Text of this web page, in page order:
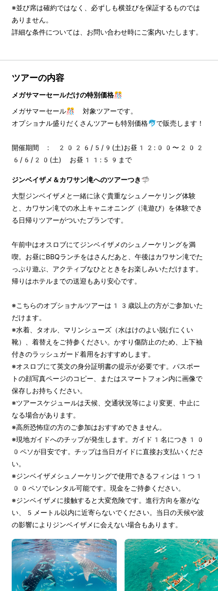
※並び席は確約ではなく、必ずしも横並びを保証するものでは
ありません。
詳細な条件については、お問い合わせ時にご案内いたします。
ツアーの内容
メガサマーセールだけの特別価格🎊
メガサマーセール🎊 対象ツアーです。
オプショナル盛りだくさんツアーも特別価格🐬で販売します！
開催期間 : 2026/5/9(土)お昼12:00〜202
6/6/20(土) お昼11:59まで
ジンベイザメ＆カワサン滝へのツアーつき🦈
大型ジンベイザメと一緒に泳ぐ貴重なシュノーケリング体験
と、カワサン滝での水上キャニオニング（滝遊び）を体験でき
る日帰りツアーがついたプランです。
午前中はオスロブにてジンベイザメのシュノーケリングを満
喫。お昼にBBQランチをはさんだあと、午後はカワサン滝でた
っぷり遊ぶ、アクティブなひとときをお楽しみいただけます。
帰りはホテルまでの送迎もあり安心です。
※こちらのオプショナルツアーは13歳以上の方がご参加いた
だけます。
※水着、タオル、マリンシューズ（水はけのよい脱げにくい
靴）、着替えをご持参ください。かすり傷防止のため、上下袖
付きのラッシュガード着用をおすすめします。
※オスロブにて英文の身分証明書の提示が必要です。パスポー
トの顔写真ページのコピー、またはスマートフォン内に画像で
保存しお持ちください。
※ツアースケジュールは天候、交通状況等により変更、中止に
なる場合があります。
※高所恐怖症の方のご参加はおすすめできません。
※現地ガイドへのチップが発生します。ガイド1名につき10
0ペソが目安です。チップは当日ガイドに直接お支払いくださ
い。
※ジンベイザメシュノーケリングで使用できるフィンは1つ1
00ペソでレンタル可能です。現金をご持参ください。
※ジンベイザメに接触すると大変危険です。進行方向を塞がな
い、5メートル以内に近寄らないでください。当日の天候や波
の影響によりジンベイザメに会えない場合もあります。